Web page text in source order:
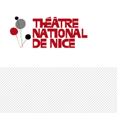
Réservez en ligne